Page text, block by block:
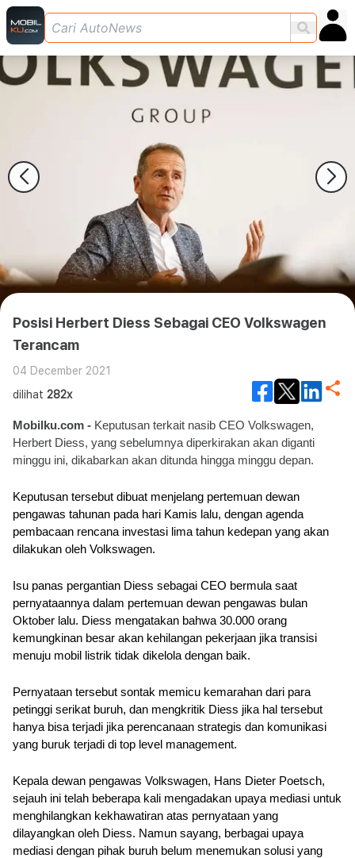
Posisi Herbert Diess Sebagai CEO Volkswagen
Terancam
04 December 2021
dilihat 282x
Mobilku.com - Keputusan terkait nasib CEO Volkswagen,
Herbert Diess, yang sebelumnya diperkirakan akan diganti
minggu ini, dikabarkan akan ditunda hingga minggu depan.
Keputusan tersebut dibuat menjelang pertemuan dewan
pengawas tahunan pada hari Kamis lalu, dengan agenda
pembacaan rencana investasi lima tahun kedepan yang akan
dilakukan oleh Volkswagen.
Isu panas pergantian Diess sebagai CEO bermula saat
pernyataannya dalam pertemuan dewan pengawas bulan
Oktober lalu. Diess mengatakan bahwa 30.000 orang
kemungkinan besar akan kehilangan pekerjaan jika transisi
menuju mobil listrik tidak dikelola dengan baik.
Pernyataan tersebut sontak memicu kemarahan dari para
petinggi serikat buruh, dan mengkritik Diess jika hal tersebut
hanya bisa terjadi jika perencanaan strategis dan komunikasi
yang buruk terjadi di top level management.
Kepala dewan pengawas Volkswagen, Hans Dieter Poetsch,
sejauh ini telah beberapa kali mengadakan upaya mediasi untuk
menghilangkan kekhawatiran atas pernyataan yang
dilayangkan oleh Diess. Namun sayang, berbagai upaya
mediasi dengan pihak buruh belum menemukan solusi yang